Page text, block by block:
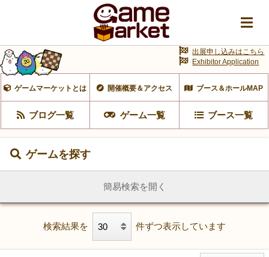
ゲームマーケットとは 開催概要＆アクセス ブース＆ホールMAP
ブログ一覧 ゲーム一覧 ブース一覧
出展申し込みはこちら
Exhibitor Application
ゲームを探す
簡易検索を開く
検索結果を 件ずつ表示しています